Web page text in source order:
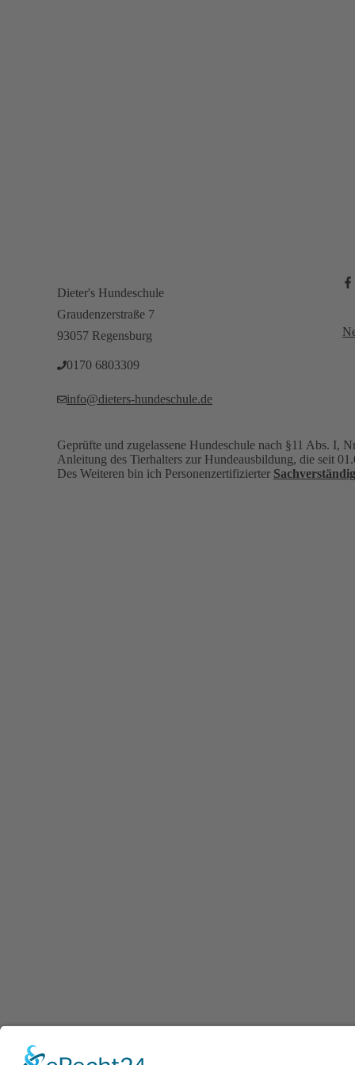
Dieter's Hundeschule
Graudenzerstraße 7
93057 Regensburg
0170 6803309‬
info@dieters-hundeschule.de
Geprüfte und zugelassene Hundeschule nach §11 Abs. I,
Anleitung des Tierhalters zur Hundeausbildung, die seit
Des Weiteren bin ich Personenzertifizierter